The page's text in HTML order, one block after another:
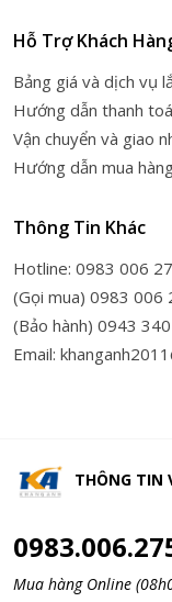
Hỗ Trợ Khách
Bảng giá và dịch vụ
Hướng dẫn thanh
Vận chuyển và giao
Hướng dẫn mua
Thông Tin Khác
Hotline: 0983 006
(Gọi mua) 0983 006
(Bảo hành) 0943
Email:
THÔNG TIN
Mua hàng Online